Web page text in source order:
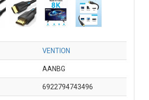
VENTION
AANBG
6922794743496